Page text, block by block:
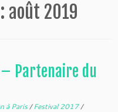
août 2019
– Partenaire du
à Paris/Festival 2017/